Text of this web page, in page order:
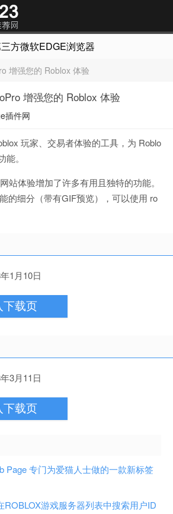
方微软EDGE浏览器插件推荐网站，
增强您的 Roblox 体验
增强您的 Roblox 体验
插件网
玩家、交易者体验的工具，为 Roblo
。
站体验增加了许多有用且独特的功能。
的细分（带有GIF预览），可以使用 ro
1月10日
下载页
3月11日
下载页
Page 专门为爱猫人士做的一款新标签
ROBLOX游戏服务器列表中搜索用户ID